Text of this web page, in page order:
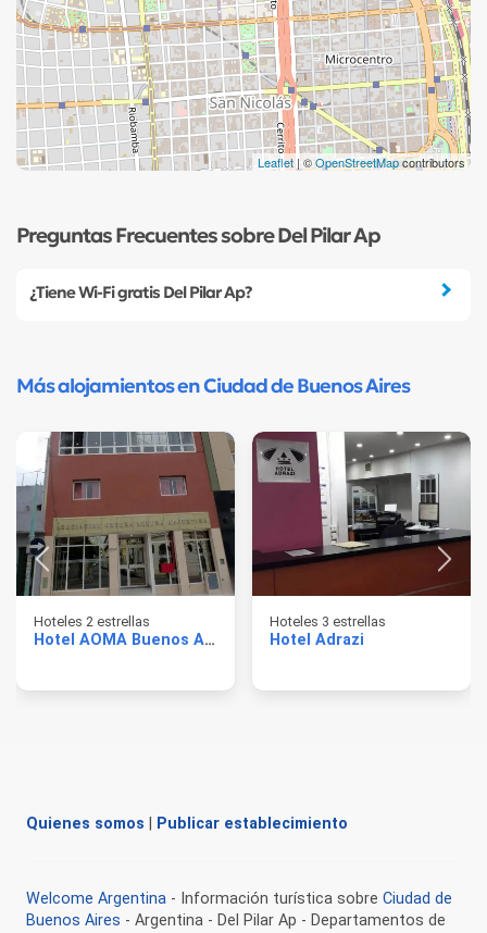
Leaflet | ©OpenStreetMapcontributors
Preguntas Frecuentes sobre Del Pilar Ap
¿Tiene Wi-Fi gratis Del Pilar Ap?
Más alojamientos en Ciudad de Buenos Aires
Hoteles 2 estrellas
Hotel AOMA Buenos Aires
Hoteles 3 estrellas
Hotel Adrazi
Quienes somos Publicar establecimiento
Welcome Argentina - Información turística sobre Ciudad de
Buenos Aires - Argentina - Del Pilar Ap - Departamentos de